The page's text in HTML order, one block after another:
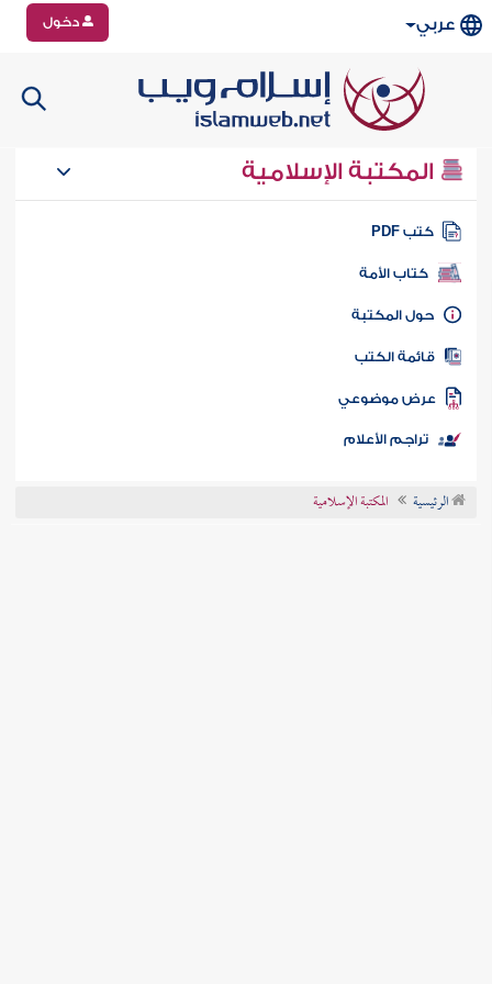
عربي دخول
المكتبة الإسلامية
كتب PDF
كتاب الأمة
المكتبة
الكتب
موضوعي
تراجم الأعلام
الرئيسية المكتبة الإسلامية